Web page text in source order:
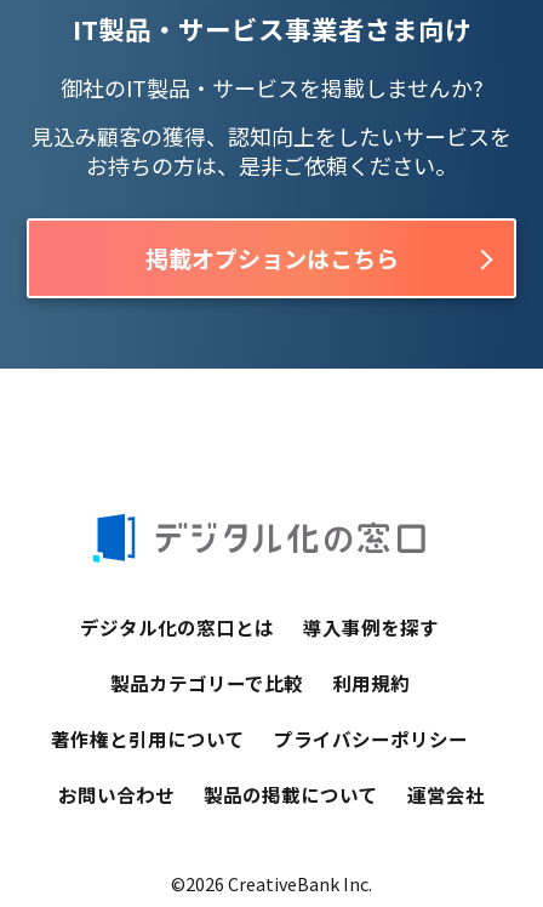
IT製品・サービス事業者さま向け
御社のIT製品・サービスを掲載しませんか?
見込み顧客の獲得、認知向上をしたいサービスを
お持ちの方は、是非ご依頼ください。
掲載オプションはこちら
デジタル化の窓口とは 導入事例を探す
製品カテゴリーで比較 利用規約
著作権と引用について プライバシーポリシー
お問い合わせ 製品の掲載について 運営会社
©2026 CreativeBank Inc.